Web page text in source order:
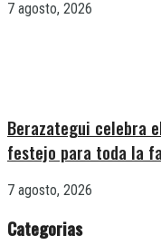
7 agosto, 2026
Berazategui celebra
festejo para toda la
7 agosto, 2026
Categorias